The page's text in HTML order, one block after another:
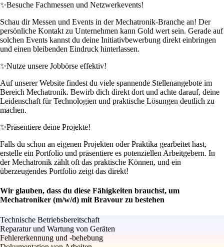
✨Besuche Fachmessen und Netzwerkevents!
Schau dir Messen und Events in der Mechatronik-Branche an! Der
persönliche Kontakt zu Unternehmen kann Gold wert sein. Gerade auf
solchen Events kannst du deine Initiativbewerbung direkt einbringen
und einen bleibenden Eindruck hinterlassen.
✨Nutze unsere Jobbörse effektiv!
Auf unserer Website findest du viele spannende Stellenangebote im
Bereich Mechatronik. Bewirb dich direkt dort und achte darauf, deine
Leidenschaft für Technologien und praktische Lösungen deutlich zu
machen.
✨Präsentiere deine Projekte!
Falls du schon an eigenen Projekten oder Praktika gearbeitet hast,
erstelle ein Portfolio und präsentiere es potenziellen Arbeitgebern. In
der Mechatronik zählt oft das praktische Können, und ein
überzeugendes Portfolio zeigt das direkt!
Wir glauben, dass du diese Fähigkeiten brauchst, um
Mechatroniker (m/w/d) mit Bravour zu bestehen
Technische Betriebsbereitschaft
Reparatur und Wartung von Geräten
Fehlererkennung und -behebung